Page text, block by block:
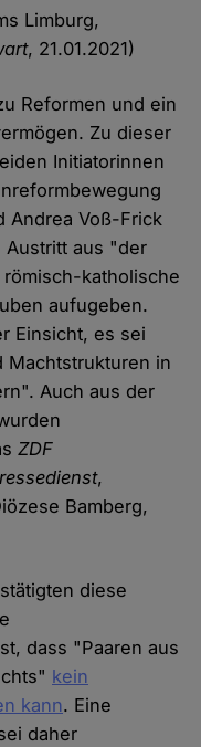
Limburg,
, 21.01.2021)
Reformen und ein
Zu dieser
Initiatorinnen
Andrea Voß-Frick
Austritt aus "der
katholische
aufugeben.
Einsicht, es sei
Machtstrukturen in
Auch aus der
ZDF
,
Bamberg,
diese
dass "Paaren aus
kein
kann. Eine
daher